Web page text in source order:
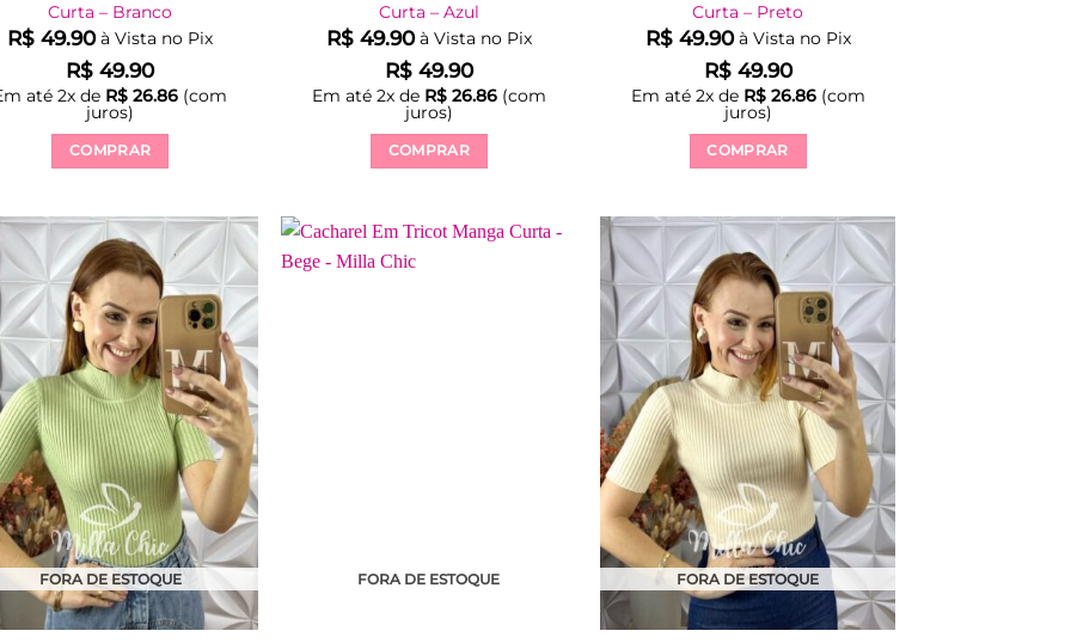
Curta – Branco
R$ 49.90 à Vista no Pix
R$ 49.90
até2x de R$ 26.86 (com
juros)
COMPRAR
tem
várias
variantes.
As
opções
podem
ser
escolhidas
na
página
do
produto
Curta – Azul
R$49.90 à Vista no Pix
R$49.90
Em até 2x de R$26.86(com
juros)
COMPRAR
tem
Curta – Preto
R$49.90 à Vista no Pix
R$49.90
Em até 2x de R$26.86(com
juros)
COMPRAR
tem
várias
variantes.
As
opções
podem
ser
escolhidas
na
página
do
produto
FORA DE ESTOQUE FORA DE ESTOQUE FORA DE ESTOQUE